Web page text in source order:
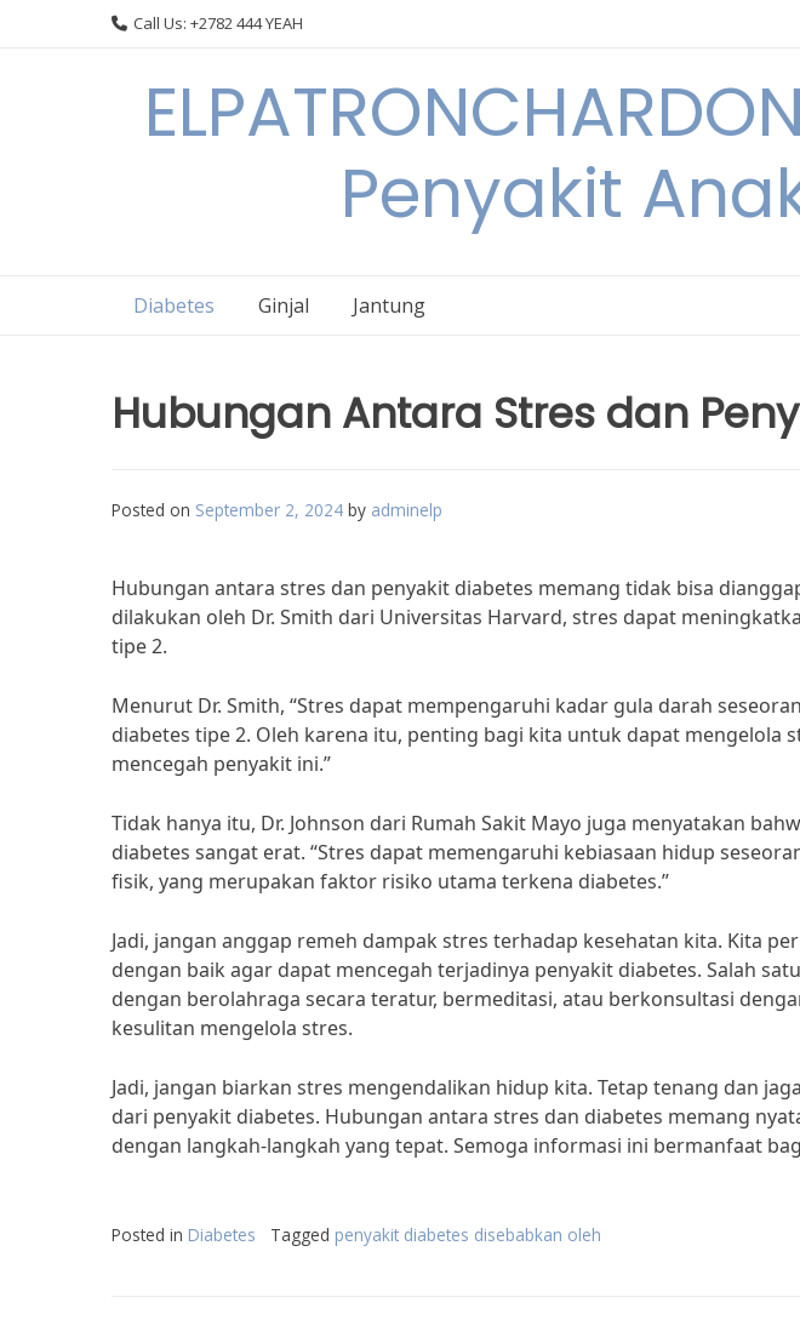
Call Us: +2782 444 YEAH
Penyakit
Diabetes Ginjal Jantung
Hubungan Antara Stres dan
Posted on September 2, 2024 by adminelp
Hubungan antara stres dan penyakit diabetes memang tidak bisa
dilakukan oleh Dr. Smith dari Universitas Harvard, stres dapat
tipe 2.
Menurut Dr. Smith, “Stres dapat mempengaruhi kadar gula darah
diabetes tipe 2. Oleh karena itu, penting bagi kita untuk dapat mengelola
mencegah penyakit ini.”
Tidak hanya itu, Dr. Johnson dari Rumah Sakit Mayo juga menyatakan
diabetes sangat erat. “Stres dapat memengaruhi kebiasaan hidup
fisik, yang merupakan faktor risiko utama terkena diabetes.”
Jadi, jangan anggap remeh dampak stres terhadap kesehatan kita. Kita
dengan baik agar dapat mencegah terjadinya penyakit diabetes. Salah
dengan berolahraga secara teratur, bermeditasi, atau berkonsultasi
kesulitan mengelola stres.
Jadi, jangan biarkan stres mengendalikan hidup kita. Tetap tenang dan
dari penyakit diabetes. Hubungan antara stres dan diabetes memang
dengan langkah-langkah yang tepat. Semoga informasi ini bermanfaat
Posted in Diabetes Tagged penyakit diabetes disebabkan oleh